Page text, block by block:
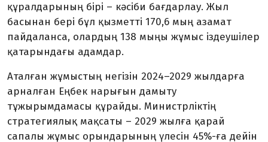
құралдарының бірі – кәсіби бағдарлау. Жыл
басынан бері бұл қызметті 170,6 мың азамат
пайдаланса, олардың 138 мыңы жұмыс іздеушілер
қатарындағы адамдар.
Аталған жұмыстың негізін 2024–2029 жылдарға
арналған Еңбек нарығын дамыту
тұжырымдамасы құрайды. Министрліктің
стратегиялық мақсаты – 2029 жылға қарай
сапалы жұмыс орындарының үлесін 45%-ға дейін